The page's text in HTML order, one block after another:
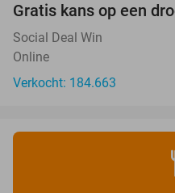
Gratis kans op een
Social Deal Win
Online
Verkocht: 184.663